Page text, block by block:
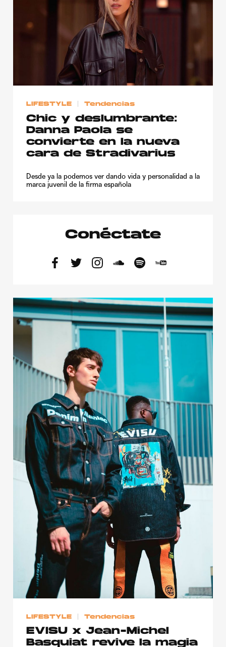
LIFESTYLE Tendencias
Chic y deslumbrante:
Danna Paola se
convierte en la nueva
cara de Stradivarius
Desde ya la podemos ver dando vida y personalidad a la
marca juvenil de la firma española
Conéctate
LIFESTYLE Tendencias
EVISU x Jean-Michel
Basquiat revive la magia